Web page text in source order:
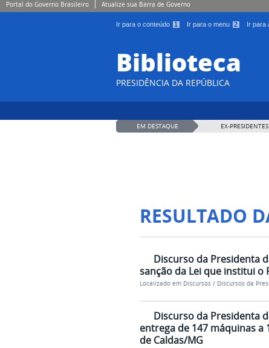
Portal do Governo Brasileiro Atualize sua Barra de Governo
Ir para o conteúdo 1 Ir para o menu 2 Ir para
Biblioteca
PRESIDÊNCIA DA REPÚBLICA
EM DESTAQUE EX-PRESIDENTES
RESULTADO
Discurso da Presidenta
sanção da Lei que institui o
Localizado em Discursos / Discursos da
Discurso da Presidenta
entrega de 147 máquinas a
de Caldas/MG